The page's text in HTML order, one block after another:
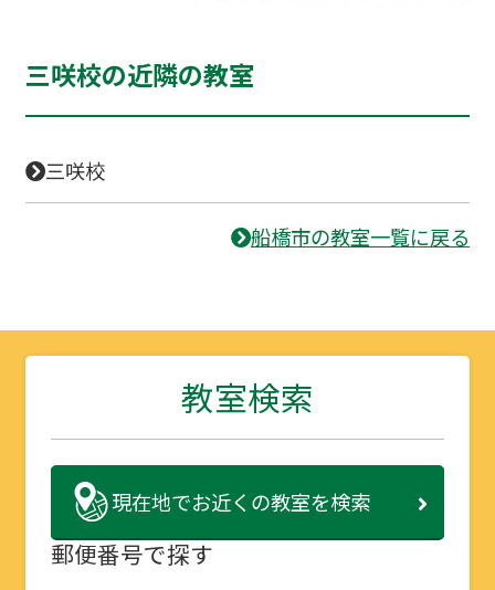
三咲校の近隣の教室
三咲校
船橋市の教室一覧に戻る
教室検索
現在地でお近くの教室を検索
郵便番号で探す